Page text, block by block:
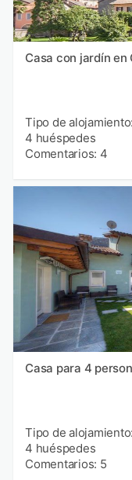
Casa con jardín en
Tipo de
4 huéspedes
Comentarios: 4
Casa para 4
Tipo de
4 huéspedes
Comentarios: 5